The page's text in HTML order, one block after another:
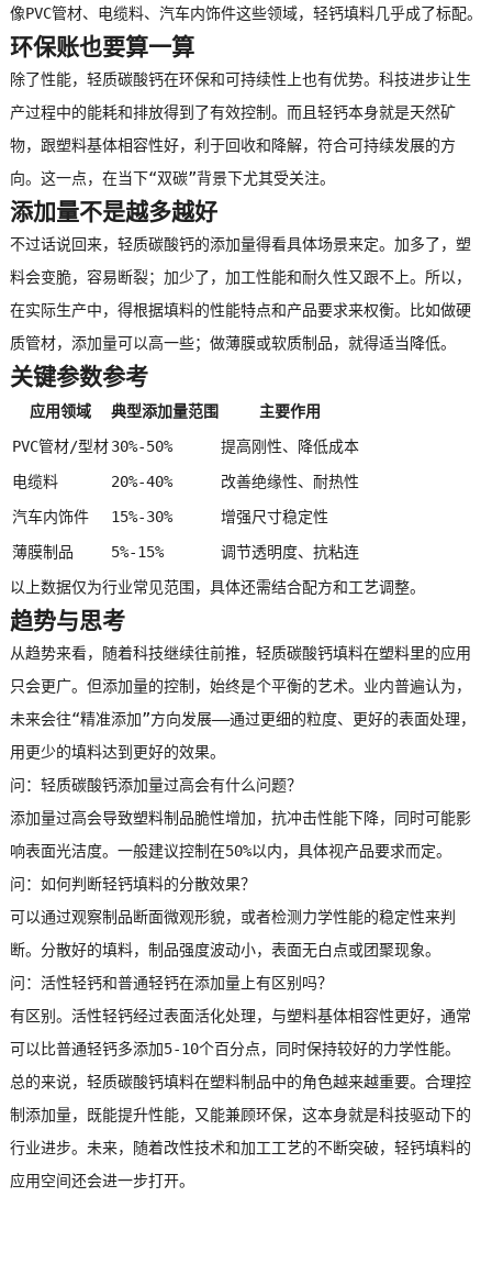
像PVC管材、电缆料、汽车内饰件这些领域， 轻钙填料几乎成了标配。
环保账也要算一算
除了性能，轻质碳酸钙在环保和可持续性上也有优势。科技进步让生
产过程中的能耗和排放得到了有效控制。而且轻钙本身就是天然矿
物，跟塑料基体相容性好，利于回收和降解，符合可持续发展的方
向。这一点，在当下“双碳”背景下尤其受关注。
添加量不是越多越好
不过话说回来，轻质碳酸钙的添加量得看具体场景来定。加多了，塑
料会变脆，容易断裂；加少了，加工性能和耐久性又跟不上。所以，
在实际生产中，得根据填料的性能特点和产品要求来权衡。比如做硬
质管材，添加量可以高一些；做薄膜或软质制品，就得适当降低。
关键参数参考
应用领域 典型添加量范围
主要作用
PVC管材/型材30%-50%
提高刚性、降低成本
电缆料
20%-40%
改善绝缘性、耐热性
汽车内饰件
15%-30%
增强尺寸稳定性
薄膜制品
5%-15%
调节透明度、抗粘连
以上数据仅为行业常见范围，具体还需结合配方和工艺调整。
趋势与思考
从趋势来看，随着科技继续往前推，轻质碳酸钙填料在塑料里的应用
只会更广。但添加量的控制，始终是个平衡的艺术。业内普遍认为，
未来会往“精准添加”方向发展——通过更细的粒度、更好的表面处理，
用更少的填料达到更好的效果。
问：轻质碳酸钙添加量过高会有什么问题？
添加量过高会导致塑料制品脆性增加，抗冲击性能下降，同时可能影
响表面光洁度。一般建议控制在50%以内，具体视产品要求而定。
问：如何判断轻钙填料的分散效果？
可以通过观察制品断面微观形貌，或者检测力学性能的稳定性来判
断。分散好的填料，制品强度波动小，表面无白点或团聚现象。
问：活性轻钙和普通轻钙在添加量上有区别吗？
有区别。活性轻钙经过表面活化处理，与塑料基体相容性更好，通常
可以比普通轻钙多添加5-10个百分点，同时保持较好的力学性能。
总的来说，轻质碳酸钙填料在塑料制品中的角色越来越重要。合理控
制添加量，既能提升性能，又能兼顾环保，这本身就是科技驱动下的
行业进步。未来，随着改性技术和加工工艺的不断突破，轻钙填料的
应用空间还会进一步打开。